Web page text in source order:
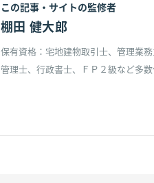
この記事・サイトの監修者
棚田 健大郎
保有資格：宅地建物取引士、管理業
管理士、行政書士、ＦＰ２級など多